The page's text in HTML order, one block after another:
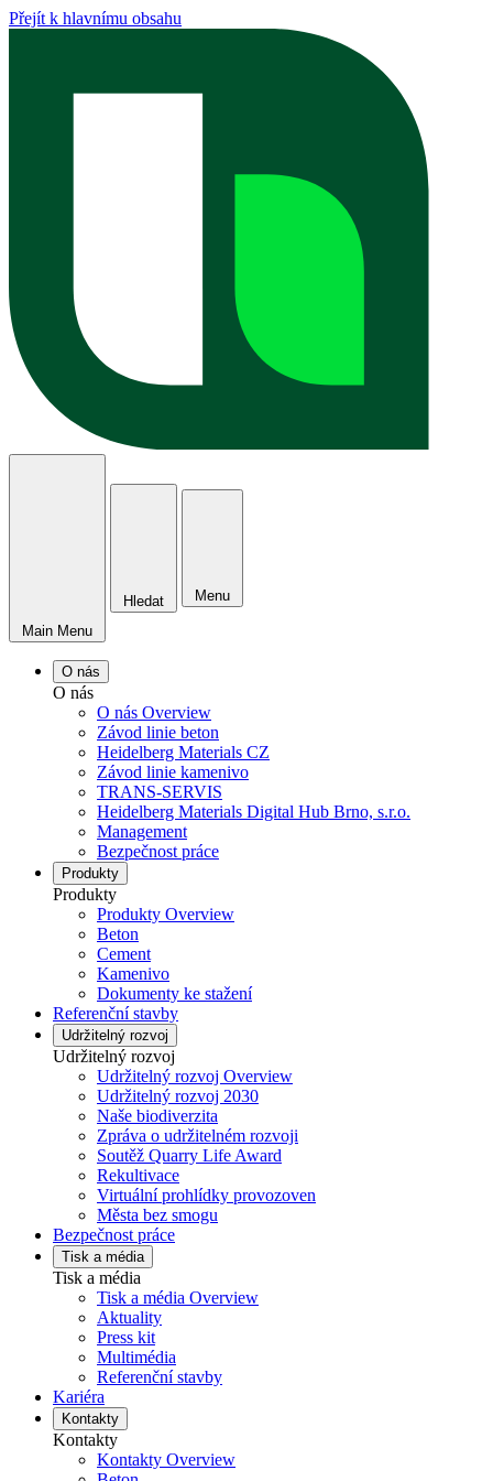
Přejít k hlavnímu obsahu
Main Menu
Hledat Menu
O nás
O nás
O nás Overview
Závod linie beton
Heidelberg Materials CZ
Závod linie kamenivo
TRANS-SERVIS
Heidelberg Materials Digital Hub Brno, s.r.o.
Management
Bezpečnost práce
Produkty
Produkty
Produkty Overview
Beton
Cement
Kamenivo
Dokumenty ke stažení
Referenční stavby
Udržitelný rozvoj
Udržitelný rozvoj
Udržitelný rozvoj Overview
Udržitelný rozvoj 2030
Naše biodiverzita
Zpráva o udržitelném rozvoji
Soutěž Quarry Life Award
Rekultivace
Virtuální prohlídky provozoven
Města bez smogu
Bezpečnost práce
Tisk a média
Tisk a média
Tisk a média Overview
Aktuality
Press kit
Multimédia
Referenční stavby
Kariéra
Kontakty
Kontakty
Kontakty Overview